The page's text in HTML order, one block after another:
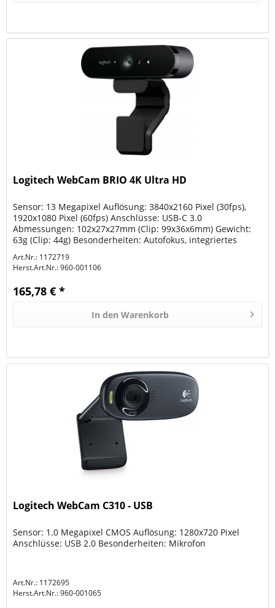
Logitech WebCam BRIO 4K Ultra HD
Sensor: 13 Megapixel Auflösung: 3840x2160 Pixel (30fps),
1920x1080 Pixel (60fps) Anschlüsse: USB-C 3.0
Abmessungen: 102x27x27mm (Clip: 99x36x6mm) Gewicht:
63g (Clip: 44g) Besonderheiten: Autofokus, integriertes
Art.Nr.: 1172719
Herst.Art.Nr.:960-001106
165,78 € *
In den Warenkorb
Logitech WebCam C310 - USB
Sensor: 1.0 Megapixel CMOS Auflösung: 1280x720 Pixel
Anschlüsse: USB 2.0 Besonderheiten: Mikrofon
Art.Nr.: 1172695
Herst.Art.Nr.:960-001065